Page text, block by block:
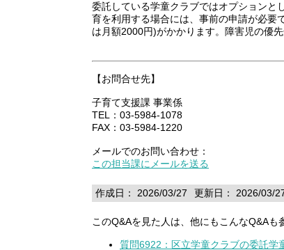
委託している学童クラブではオプション
育を利用する場合には、事前の申請が必要
は月額2000円)がかかります。障害児の優先
【お問合せ先】
子育て支援課 事業係
TEL：03-5984-1078
FAX：03-5984-1220
メールでのお問い合わせ：
この担当課にメールを送る
作成日： 2026/03/27 更新日： 2026/03/
このQ&Aを見た人は、他にもこんなQ&Aも
質問6922：区立学童クラブの委託学